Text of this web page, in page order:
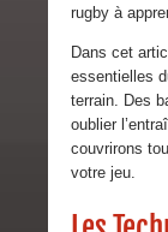
rugby à
Dans cet
essentielles
terrain. Des
oublier
couvrirons
votre jeu.